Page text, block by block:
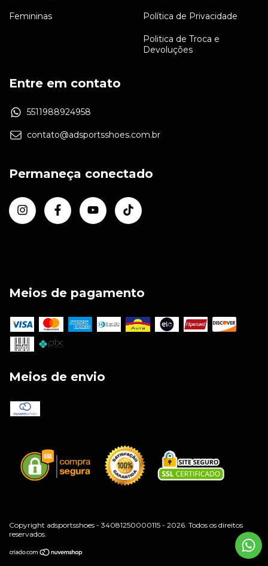
Femininas Política de Privacidade
Politica de Troca e
Devoluções
Entre em contato
5511988924958
contato@adsportsshoes.com.br
Permaneça conectado
Meios de pagamento
Meios de envio
Copyright adsportsshoes - 34081250000115 - 2026. Todos os direitos
reservados.